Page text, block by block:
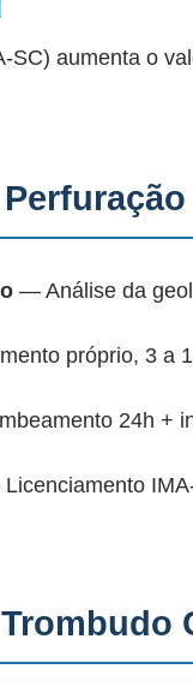
SC) aumenta o
— Análise da
próprio, 3 a
24h +